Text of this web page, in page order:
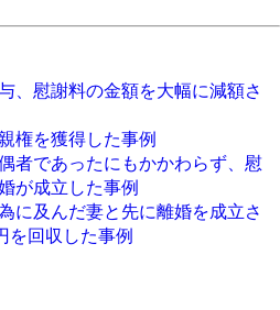
、慰謝料の金額を大幅に減額さ
権を獲得した事例
者であったにもかかわらず、慰
が成立した事例
に及んだ妻と先に離婚を成立さ
を回収した事例